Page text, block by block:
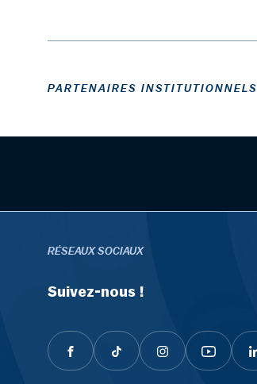
PARTENAIRES INSTITUTIONNELS
RÉSEAUX SOCIAUX
Suivez-nous !